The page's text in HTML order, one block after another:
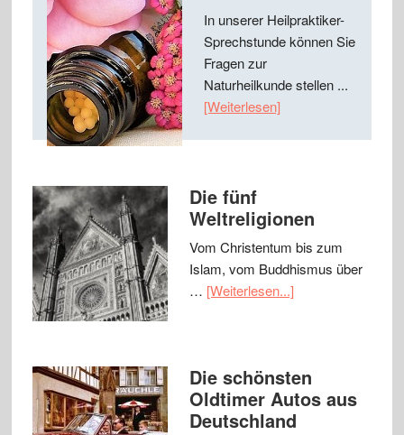
In unserer Heilpraktiker-
Sprechstunde können Sie
Fragen zur
Naturheilkunde stellen ...
[Weiterlesen]
Die fünf
Weltreligionen
Vom Christentum bis zum
Islam, vom Buddhismus über
… [Weiterlesen...]
Die schönsten
Oldtimer Autos aus
Deutschland